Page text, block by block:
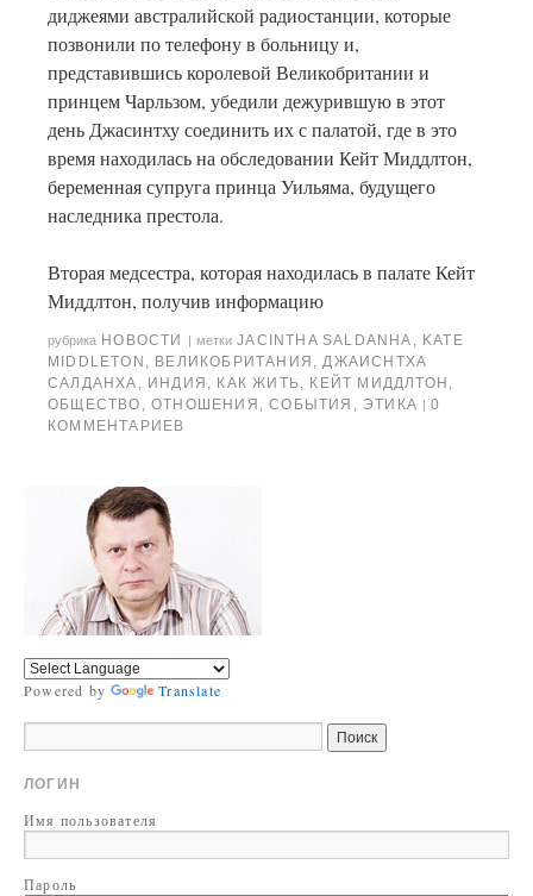
диджеями австралийской радиостанции, которые
позвонили по телефону в больницу и,
представившись королевой Великобритании и
принцем Чарльзом, убедили дежурившую в этот
день Джасинтху соединить их с палатой, где в это
время находилась на обследовании Кейт Миддлтон,
беременная супруга принца Уильяма, будущего
наследника престола.
Вторая медсестра, которая находилась в палате Кейт
Миддлтон, получив информацию
рубрика НОВОСТИ | метки JACINTHA SALDANHA , KATE
MIDDLETON , ВЕЛИКОБРИТАНИЯ ,ДЖАИСНТХА
САЛДАНХА , ИНДИЯ , КАК ЖИТЬ, КЕЙТ МИДДЛТОН ,
ОБЩЕСТВО ,ОТНОШЕНИЯ ,СОБЫТИЯ , ЭТИКА | 0
КОММЕНТАРИЕВ
Powered by Translate
ЛОГИН
Имя пользователя
Пароль